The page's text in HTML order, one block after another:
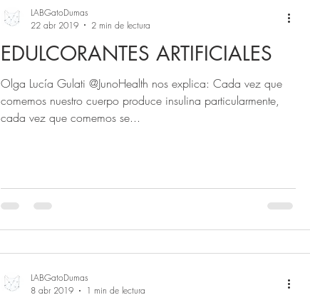
EDULCORANTES ARTIFICIALES
Olga Lucía Gulati @JunoHealth nos explica: Cada vez que
comemos nuestro cuerpo produce insulina particularmente,
cada vez que comemos se...
LABGatoDumas
22 abr 2019
2 min de lectura
LABGatoDumas
8 abr 2019
1 min de lectura